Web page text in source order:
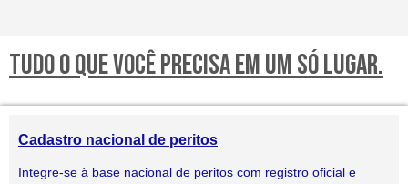
TUDO O QUE VOCÊ PRECISA EM UM SÓ LUGAR.
Cadastro nacional de peritos
Integre-se à base nacional de peritos com registro oficial e